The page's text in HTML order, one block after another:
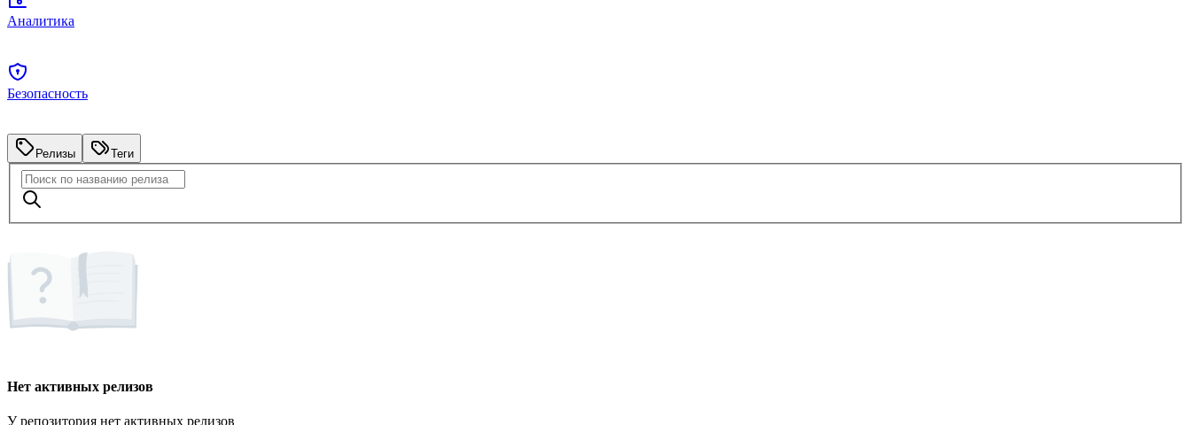
Аналитика
Безопасность
Релизы Теги
Нет активных релизов
У репозитория нет активных релизов